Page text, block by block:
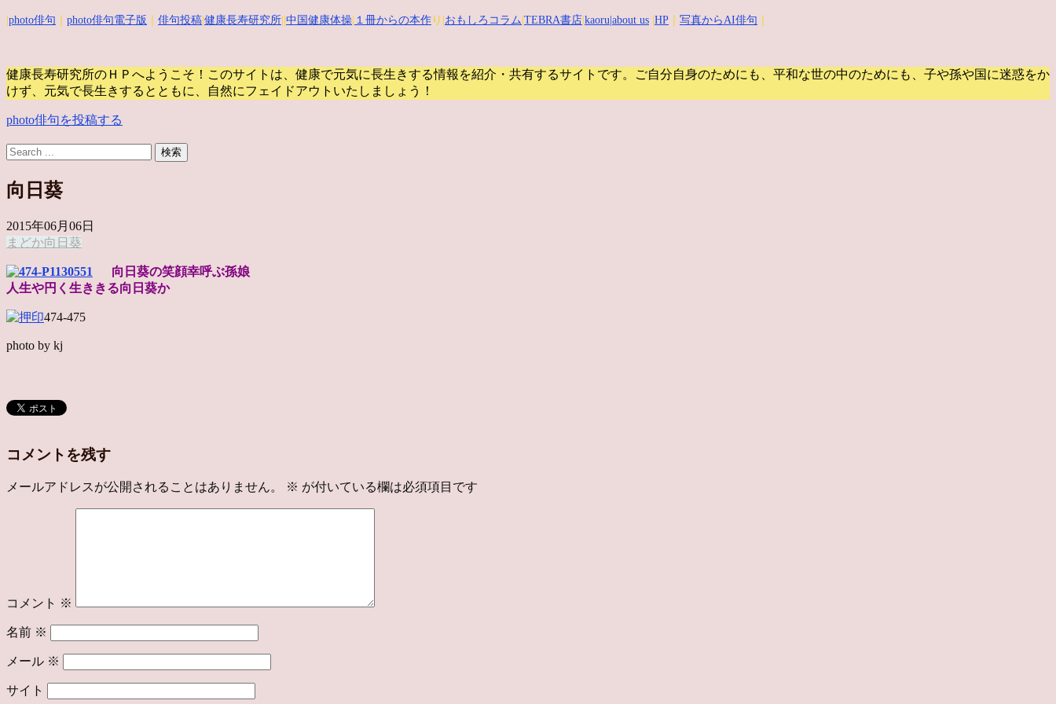
photo俳句 photo俳句電子版 俳句投稿 健康長寿研究所 中国健康体操 １冊からの本作 り| おもしろコラム TEBRA書店 kaoru |about us HP 写真からAI俳句
健康長寿研究所のＨＰへようこそ！このサイトは、健康で元気に長生きする情報を紹介・共有するサイトです。
ご自分自身のためにも、平和な世の中のためにも、子や孫や国に迷惑をか
けず、元気で長生きするとともに、自然にフェイドアウトいたしましょう！
photo俳句を投稿する
向日葵
2015年06月06日
まどか向日葵
向日葵の笑顔幸呼ぶ孫娘
人生や円く生ききる向日葵か
474-475
photo by kj
コメントを残す
メールアドレスが公開されることはありません。 ※ が付いている欄は必須項目です
コメント ※
名前 ※
メール ※
サイト